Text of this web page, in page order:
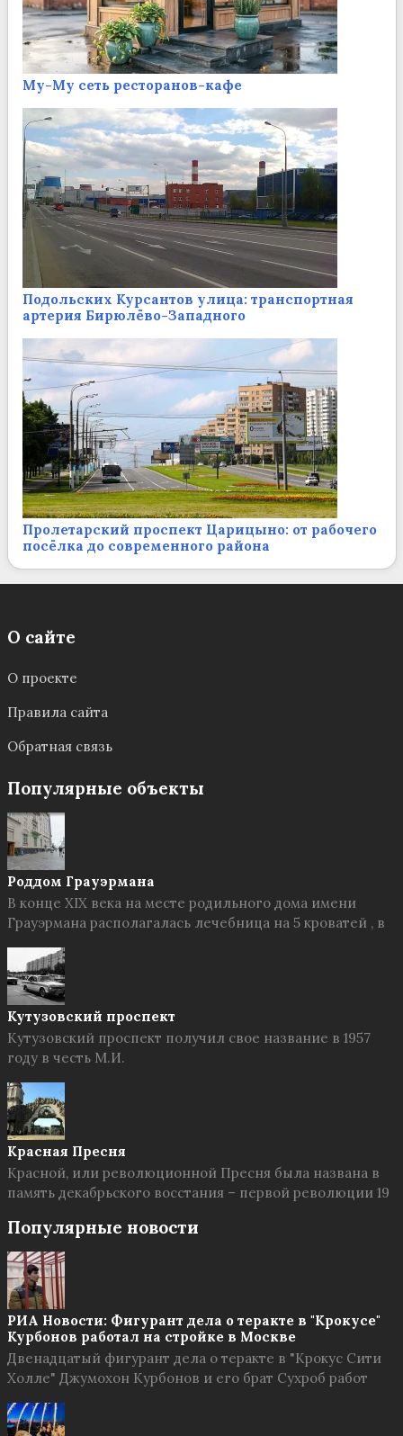
Му-Му сеть ресторанов-кафе
Подольских Курсантов улица: транспортная
артерия Бирюлёво-Западного
Пролетарский проспект Царицыно: от рабочего
посёлка до современного района
О сайте
О проекте
Правила сайта
Обратная связь
Популярные объекты
Роддом Грауэрмана
В конце XIX века на месте родильного дома имени
Грауэрмана располагалась лечебница на 5 кроватей , в
Кутузовский проспект
Кутузовский проспект получил свое название в 1957
году в честь М.И.
Красная Пресня
Красной, или революционной Пресня была названа в
память декабрьского восстания – первой революции 19
Популярные новости
РИА Новости: Фигурант дела о теракте в "Крокусе"
Курбонов работал на стройке в Москве
Двенадцатый фигурант дела о теракте в "Крокус Сити
Холле" Джумохон Курбонов и его брат Сухроб работ